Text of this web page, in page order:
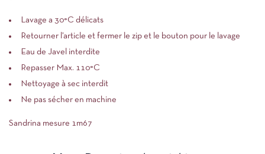
Lavage a 30°C délicats
Retourner l’article et fermer le zip et le bouton pour le lavage
Eau de Javel interdite
Repasser Max. 110°C
Nettoyage à sec interdit
Ne pas sécher en machine
Sandrina mesure 1m67